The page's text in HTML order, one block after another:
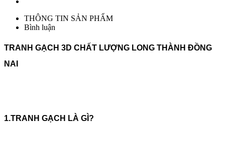
THÔNG TIN SẢN PHẨM
Bình luận
TRANH GẠCH 3D CHẤT LƯỢNG LONG THÀNH ĐỒNG
NAI
1.TRANH GẠCH LÀ GÌ?